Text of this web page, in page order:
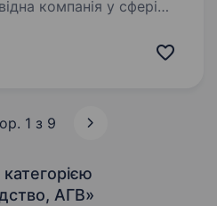
компанія у сфері
у свою команду
1 з 9
АГВ»